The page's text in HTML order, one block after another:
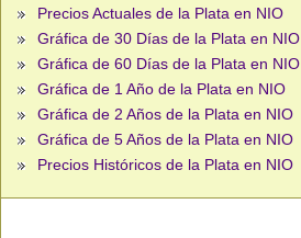
Precios Actuales de la Plata en NIO
Gráfica de 30 Días de la Plata en NIO
Gráfica de 60 Días de la Plata en NIO
Gráfica de 1 Año de la Plata en NIO
Gráfica de 2 Años de la Plata en NIO
Gráfica de 5 Años de la Plata en NIO
Precios Históricos de la Plata en NIO